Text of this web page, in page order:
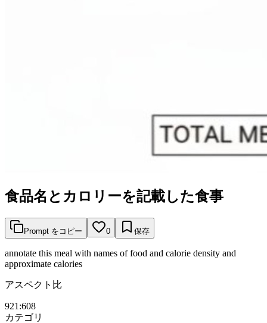
食品名とカロリーを記載した食事
Prompt をコピー 0 保存
annotate this meal with names of food and calorie density and
approximate calories
アスペクト比
921:608
カテゴリ